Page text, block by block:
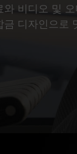
비디오 및
디자인으로